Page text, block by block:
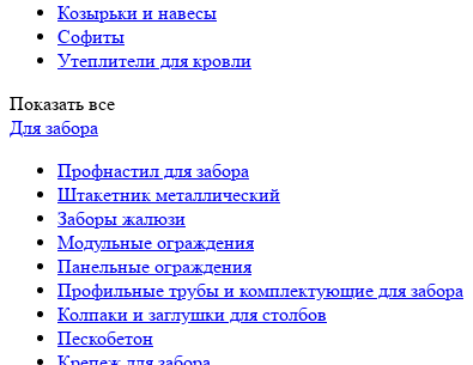
Козырьки и навесы
Софиты
Утеплители для кровли
Показать все
Для забора
Профнастил для забора
Штакетник металлический
Заборы жалюзи
Модульные ограждения
Панельные ограждения
Профильные трубы и комплектующие для забора
Колпаки и заглушки для столбов
Пескобетон